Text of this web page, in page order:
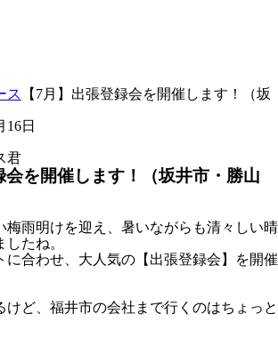
ス
【7月】出張登録会を開催します！（坂
16日
会を開催します！（坂井市・勝山
梅雨明けを迎え、暑いながらも清々しい晴
たね。
に合わせ、大人気の【出張登録会】を開催
けど、福井市の会社まで行くのはちょっと